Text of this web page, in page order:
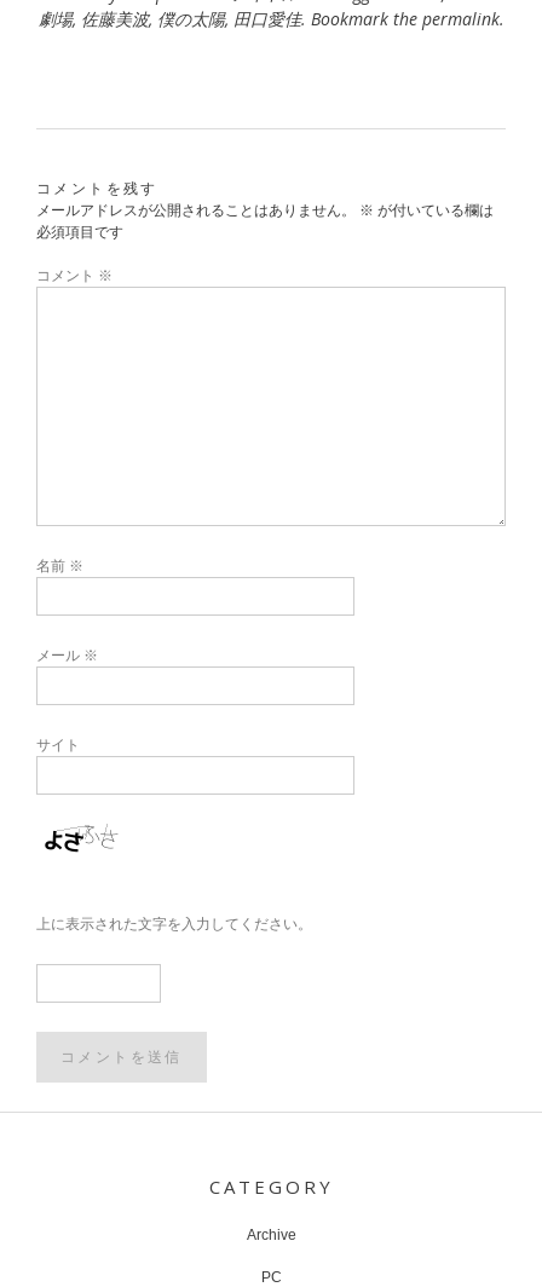
劇場, 佐藤美波, 僕の太陽, 田口愛佳. Bookmark the permalink.
コメントを残す
メールアドレスが公開されることはありません。
※ が付いている欄は
必須項目です
コメント ※
名前 ※
メール ※
サイト
上に表示された文字を入力してください。
CATEGORY
Archive
PC